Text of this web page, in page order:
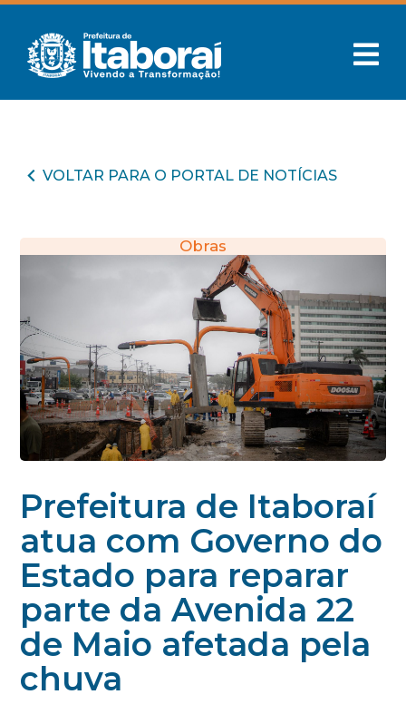
VOLTAR PARA O PORTAL DE NOTÍCIAS
Obras
Prefeitura de Itaboraí
atua com Governo do
Estado para reparar
parte da Avenida 22
de Maio afetada pela
chuva